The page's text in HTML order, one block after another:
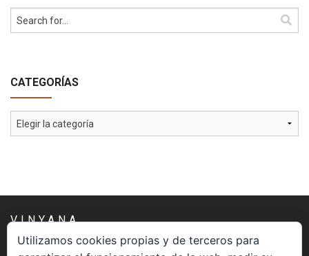
CATEGORÍAS
Categorías
VINYANA
Utilizamos cookies propias y de terceros para